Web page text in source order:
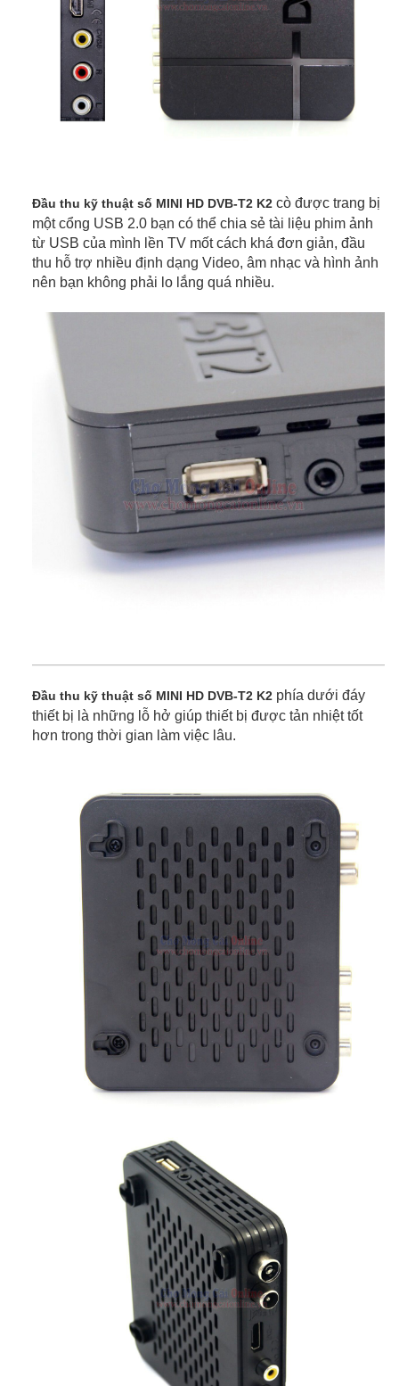
Đầu thu kỹ thuật số MINI HD DVB-T2 K2 cò được trang bị
một cổng USB 2.0 bạn có thể chia sẻ tài liệu phim ảnh
từ USB của mình lền TV mốt cách khá đơn giản, đầu
thu hỗ trợ nhiều định dạng Video, âm nhạc và hình ảnh
nên bạn không phải lo lắng quá nhiều.
Đầu thu kỹ thuật số MINI HD DVB-T2 K2 phía dưới đáy
thiết bị là những lỗ hở giúp thiết bị được tản nhiệt tốt
hơn trong thời gian làm việc lâu.